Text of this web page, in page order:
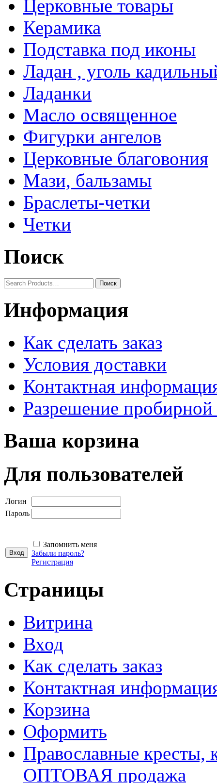
Церковные товары
Керамика
Подставка под иконы
Ладан , уголь
Ладанки
Масло освященное
Фигурки ангелов
Церковные благовония
Мази, бальзамы
Браслеты-четки
Четки
Поиск
Информация
Как сделать заказ
Условия доставки
Контактная
Разрешение пробирной
Ваша корзина
Для пользователей
Логин
Пароль
Запомнить меня
Забыли пароль?
Регистрация
Страницы
Витрина
Вход
Как сделать заказ
Контактная
Корзина
Оформить
Православные кресты,
ОПТОВАЯ продажа